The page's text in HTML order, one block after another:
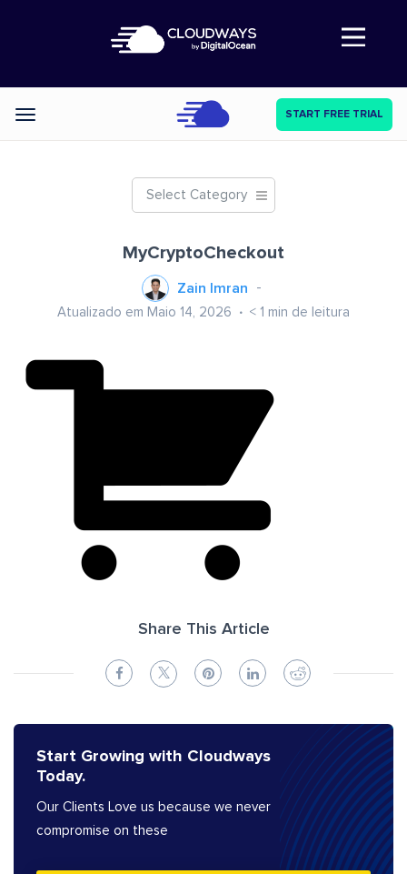
Abre a navegação
Categories START FREE TRIAL
Select Category
MyCryptoCheckout
Zain Imran
Atualizado em Maio 14, 2026 < 1 min de leitura
Share This Article
Start Growing with Cloudways
Today.
Our Clients Love us because we never
compromise on these